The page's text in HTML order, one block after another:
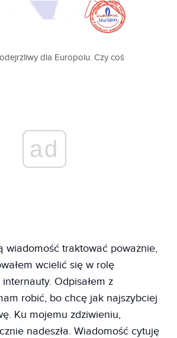
dla Europolu. Czy coś
ad
wiadomość traktować poważnie,
wcielić się w rolę
Odpisałem z
robić, bo chcę jak najszybciej
Ku mojemu zdziwieniu,
nadeszła. Wiadomość cytuję